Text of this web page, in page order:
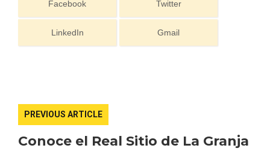
Facebook Twitter
LinkedIn Gmail
PREVIOUS ARTICLE
Conoce el Real Sitio de La Granja